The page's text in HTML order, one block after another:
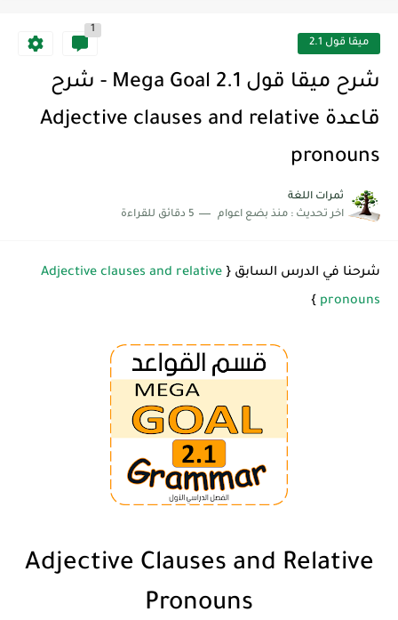
أهمية تعلم قواعد اللغة الإنجليزية | مكونات الجملة في اللغة...
ميقا قول 2.1
1
شرح ميقا قول 2.1 Mega Goal - شرح
قاعدة Adjective clauses and relative
pronouns
ثمرات اللغة
اخر تحديث : منذ بضع اعوام 5 دقائق للقراءة
شرحنا في الدرس السابق { Adjective clauses and relative
pronouns
}
Adjective Clauses and Relative
Pronouns